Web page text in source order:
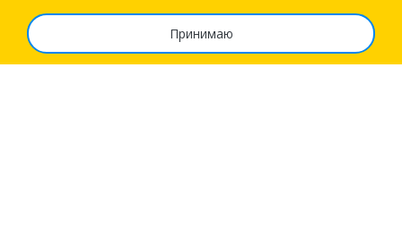
Принимаю